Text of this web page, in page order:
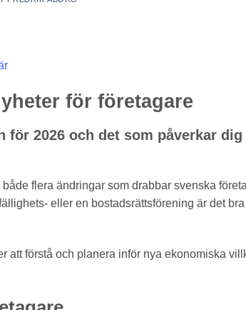
för företagare
för 2026 och det som påverkar dig
flera ändringar som drabbar svenska
eller en bostadsrättsförening är det
att förstå och planera inför nya ekonomiska